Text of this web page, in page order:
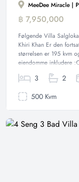
MeeDee Miracle |
฿ 7,950,000
Følgende Villa
Khiri Khan Er den
størrelsen er 195 kvm
eiendomme inkludere
3 2
500 Kvm